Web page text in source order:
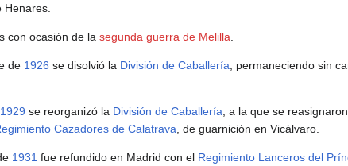
con ocasión de la segunda guerra de Melilla
de 1926 se disolvió la División de Caballería , permaneciendo sin
1929 se reorganizó la División de Caballería , a la que se
Cazadores de Calatrava , de guarnición en Vicálvaro.
1931 fue refundido en Madrid con el Regimiento Lanceros del